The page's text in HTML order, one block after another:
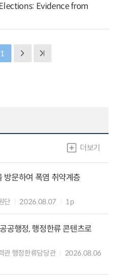
Evidence from
1
더보기
방문하여 폭염 취약계층
단 2026.08.07 1p
공행정, 행정한류 콘텐츠로
관 행정한류담당관
2026.08.06